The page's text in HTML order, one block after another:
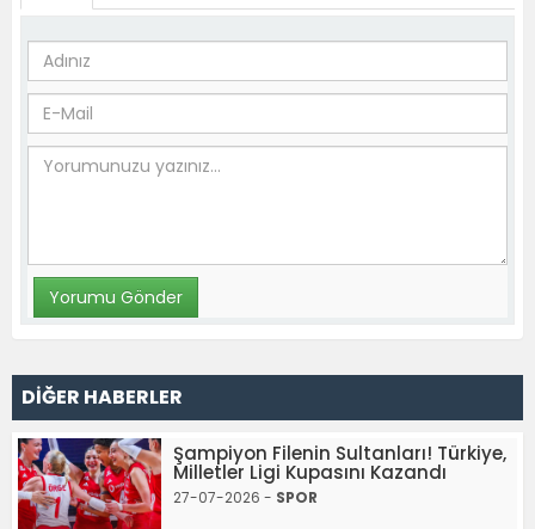
DİĞER HABERLER
Şampiyon Filenin Sultanları! Türkiye,
Milletler Ligi Kupasını Kazandı
27-07-2026 - SPOR